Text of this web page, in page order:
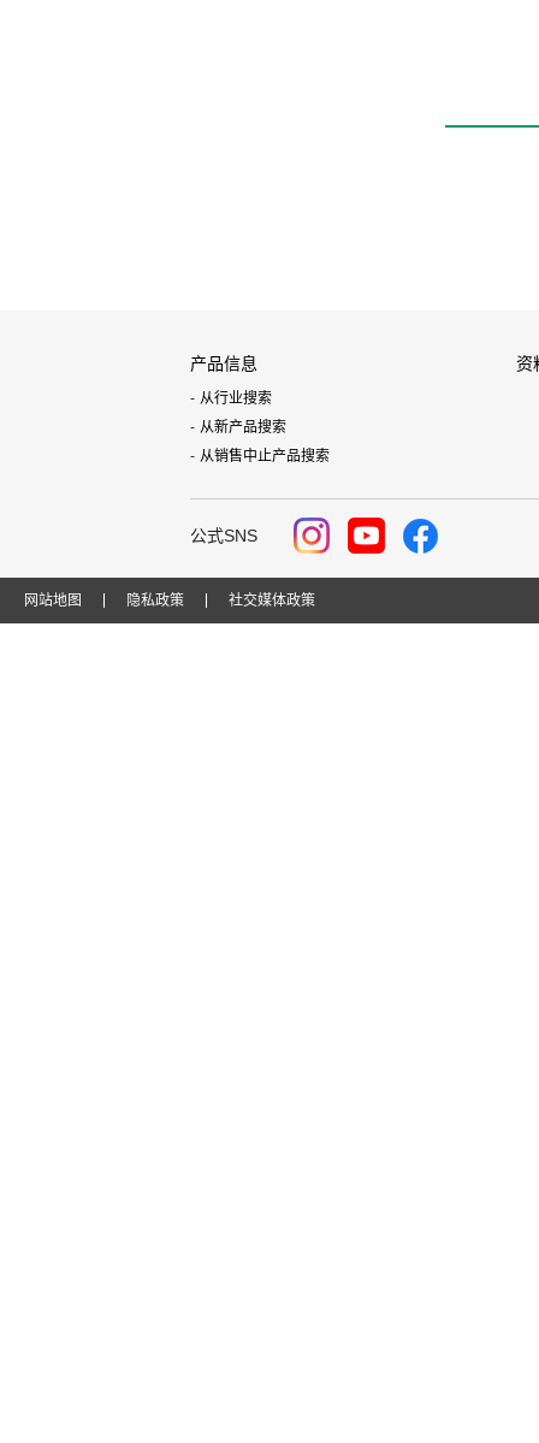
产品信息
从行业搜索
从新产品搜索
从销售中止产品搜索
资
公式SNS
网站地图 隐私政策 社交媒体政策